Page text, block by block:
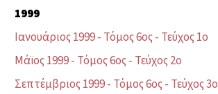
1999
Ιανουάριος 1999 - Τόμος 6ος - Τεύχος 1ο
Μάϊος 1999 - Τόμος 6ος - Τεύχος 2ο
Σεπτέμβριος 1999 - Τόμος 6ος - Τεύχος 3ο